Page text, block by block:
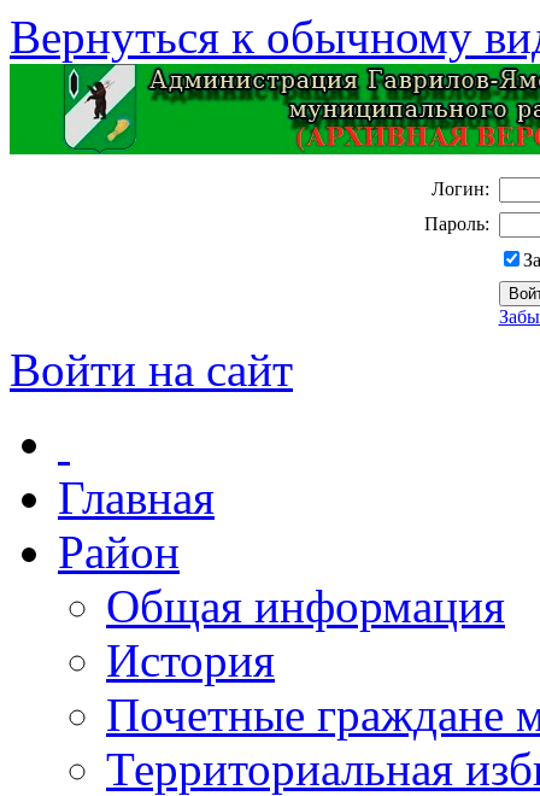
Вернуться к обычному
Логин:
Пароль:
Войти на сайт
Главная
Район
Общая информация
История
Почетные граждане
Территориальная